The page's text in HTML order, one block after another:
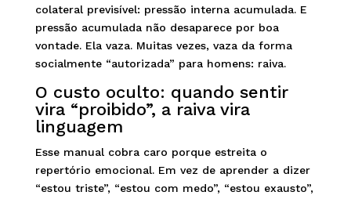
colateral previsível: pressão interna acumulada. E
pressão acumulada não desaparece por boa
vontade. Ela vaza. Muitas vezes, vaza da forma
socialmente “autorizada” para homens: raiva.
O custo oculto: quando sentir
vira “proibido”, a raiva vira
linguagem
Esse manual cobra caro porque estreita o
repertório emocional. Em vez de aprender a dizer
“estou triste”, “estou com medo”, “estou exausto”,